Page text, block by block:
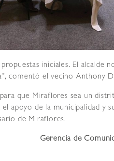
iniciales. El alcalde
comentó el vecino Anthony
que Miraflores sea un
apoyo de la municipalidad y
de Miraflores.
Gerencia de